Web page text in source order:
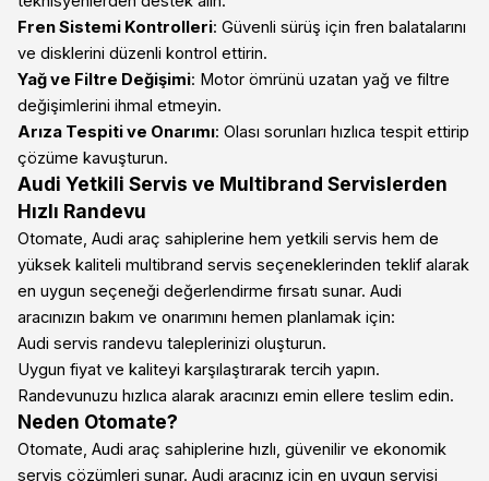
Fren Sistemi Kontrolleri: Güvenli sürüş için fren balatalarını
ve disklerini düzenli kontrol ettirin.
Yağ ve Filtre Değişimi: Motor ömrünü uzatan yağ ve filtre
değişimlerini ihmal etmeyin.
Arıza Tespiti ve Onarımı: Olası sorunları hızlıca tespit ettirip
çözüme kavuşturun.
Audi Yetkili Servis ve Multibrand Servislerden
Hızlı Randevu
Otomate, Audi araç sahiplerine hem yetkili servis hem de
yüksek kaliteli multibrand servis seçeneklerinden teklif alarak
en uygun seçeneği değerlendirme fırsatı sunar. Audi
aracınızın bakım ve onarımını hemen planlamak için:
Audi servis randevu taleplerinizi oluşturun.
Uygun fiyat ve kaliteyi karşılaştırarak tercih yapın.
Randevunuzu hızlıca alarak aracınızı emin ellere teslim edin.
Neden Otomate?
Otomate, Audi araç sahiplerine hızlı, güvenilir ve ekonomik
servis çözümleri sunar. Audi aracınız için en uygun servisi